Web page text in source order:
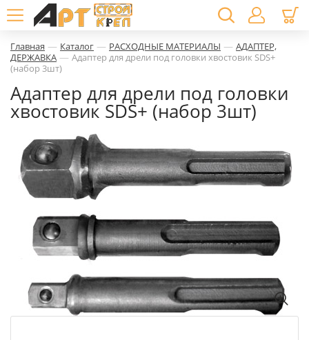
Главная — Каталог — РАСХОДНЫЕ МАТЕРИАЛЫ — АДАПТЕР,
ДЕРЖАВКА — Адаптер для дрели под головки хвостовик SDS+
(набор 3шт)
Адаптер для дрели под головки
хвостовик SDS+ (набор 3шт)